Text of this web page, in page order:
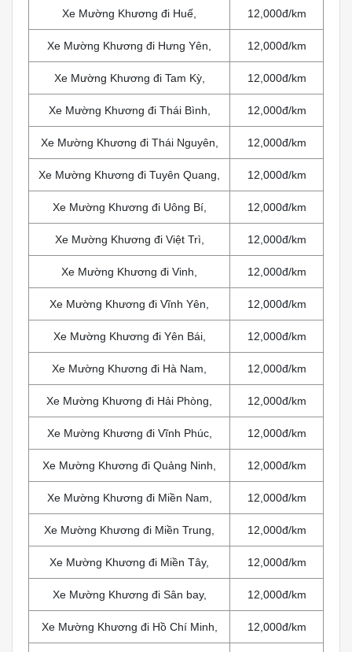
Xe Mường Khương đi Huế, 12,000đ/km
Xe Mường Khương đi Hưng Yên, 12,000đ/km
Xe Mường Khương đi Tam Kỳ, 12,000đ/km
Xe Mường Khương đi Thái Bình, 12,000đ/km
Xe Mường Khương đi Thái Nguyên, 12,000đ/km
Xe Mường Khương đi Tuyên Quang, 12,000đ/km
Xe Mường Khương đi Uông Bí, 12,000đ/km
Xe Mường Khương đi Việt Trì, 12,000đ/km
Xe Mường Khương đi Vinh, 12,000đ/km
Xe Mường Khương đi Vĩnh Yên, 12,000đ/km
Xe Mường Khương đi Yên Bái, 12,000đ/km
Xe Mường Khương đi Hà Nam, 12,000đ/km
Xe Mường Khương đi Hải Phòng, 12,000đ/km
Xe Mường Khương đi Vĩnh Phúc, 12,000đ/km
Xe Mường Khương đi Quảng Ninh, 12,000đ/km
Xe Mường Khương đi Miền Nam, 12,000đ/km
Xe Mường Khương đi Miền Trung, 12,000đ/km
Xe Mường Khương đi Miền Tây, 12,000đ/km
Xe Mường Khương đi Sân bay, 12,000đ/km
Xe Mường Khương đi Hồ Chí Minh, 12,000đ/km